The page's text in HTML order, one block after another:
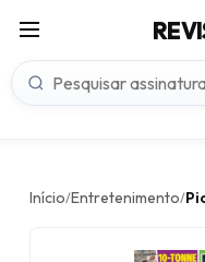
Início/Entretenimento/